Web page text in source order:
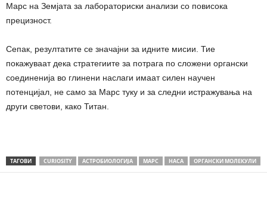
Марс на Земјата за лабораториски анализи со повисока
прецизност.
Сепак, резултатите се значајни за идните мисии. Тие
покажуваат дека стратегиите за потрага по сложени органски
соединенија во глинени наслаги имаат силен научен
потенцијал, не само за Марс туку и за следни истражувања на
други светови, како Титан.
ТАГОВИ CURIOSITY АСТРОБИОЛОГИЈА МАРС НАСА ОРГАНСКИ МОЛЕКУЛИ